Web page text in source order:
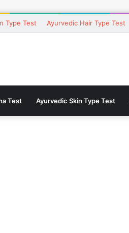
Type Test Ayurvedic Hair Type Test
Test Ayurvedic Skin Type Test